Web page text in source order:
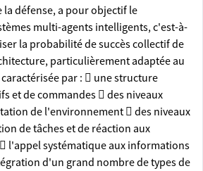
défense, a pour objectif le
multi-agents intelligents, c'est-à-
la probabilité de succès collectif de
particulièrement adaptée au
par :  une structure
et de commandes  des niveaux
de l'environnement  des niveaux
de tâches et de réaction aux
l'appel systématique aux informations
d'un grand nombre de types de